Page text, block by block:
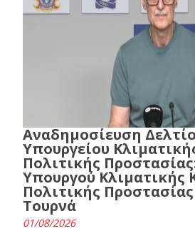
Αναδημοσίευση
Υπουργείου
Πολιτικής
Υπουργού Κλιματικής
Πολιτικής
Τουρνά
01/08/2026